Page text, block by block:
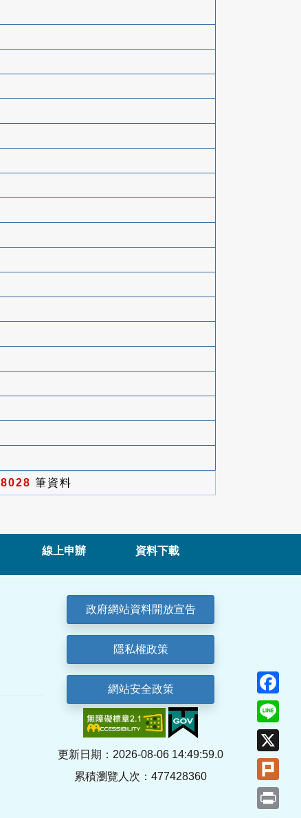
8028 筆資料
線上申辦 資料下載
政府網站資料開放宣告
隱私權政策
網站安全政策
更新日期：2026-08-06 14:49:59.0
累積瀏覽人次：477428360